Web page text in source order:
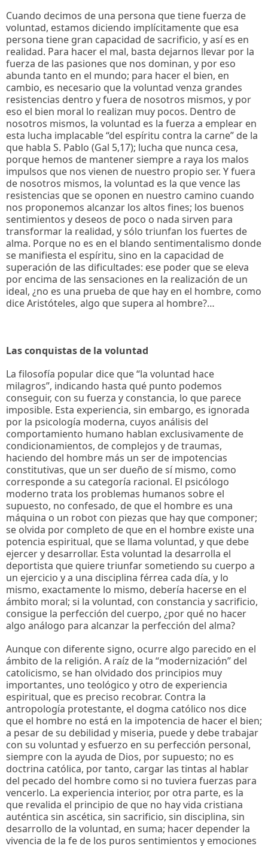
Cuando decimos de una persona que tiene fuerza de
voluntad, estamos diciendo implícitamente que esa
persona tiene gran capacidad de sacrificio, y así es en
realidad. Para hacer el mal, basta dejarnos llevar por la
fuerza de las pasiones que nos dominan, y por eso
abunda tanto en el mundo; para hacer el bien, en
cambio, es necesario que la voluntad venza grandes
resistencias dentro y fuera de nosotros mismos, y por
eso el bien moral lo realizan muy pocos. Dentro de
nosotros mismos, la voluntad es la fuerza a emplear en
esta lucha implacable “del espíritu contra la carne” de la
que habla S. Pablo (Gal 5,17); lucha que nunca cesa,
porque hemos de mantener siempre a raya los malos
impulsos que nos vienen de nuestro propio ser. Y fuera
de nosotros mismos, la voluntad es la que vence las
resistencias que se oponen en nuestro camino cuando
nos proponemos alcanzar los altos fines; los buenos
sentimientos y deseos de poco o nada sirven para
transformar la realidad, y sólo triunfan los fuertes de
alma. Porque no es en el blando sentimentalismo donde
se manifiesta el espíritu, sino en la capacidad de
superación de las dificultades: ese poder que se eleva
por encima de las sensaciones en la realización de un
ideal, ¿no es una prueba de que hay en el hombre, como
dice Aristóteles, algo que supera al hombre?…
Las conquistas de la voluntad
La filosofía popular dice que “la voluntad hace
milagros”, indicando hasta qué punto podemos
conseguir, con su fuerza y constancia, lo que parece
imposible. Esta experiencia, sin embargo, es ignorada
por la psicología moderna, cuyos análisis del
comportamiento humano hablan exclusivamente de
condicionamientos, de complejos y de traumas,
haciendo del hombre más un ser de impotencias
constitutivas, que un ser dueño de sí mismo, como
corresponde a su categoría racional. El psicólogo
moderno trata los problemas humanos sobre el
supuesto, no confesado, de que el hombre es una
máquina o un robot con piezas que hay que componer;
se olvida por completo de que en el hombre existe una
potencia espiritual, que se llama voluntad, y que debe
ejercer y desarrollar. Esta voluntad la desarrolla el
deportista que quiere triunfar sometiendo su cuerpo a
un ejercicio y a una disciplina férrea cada día, y lo
mismo, exactamente lo mismo, debería hacerse en el
ámbito moral; si la voluntad, con constancia y sacrificio,
consigue la perfección del cuerpo, ¿por qué no hacer
algo análogo para alcanzar la perfección del alma?
Aunque con diferente signo, ocurre algo parecido en el
ámbito de la religión. A raíz de la “modernización” del
catolicismo, se han olvidado dos principios muy
importantes, uno teológico y otro de experiencia
espiritual, que es preciso recobrar. Contra la
antropología protestante, el dogma católico nos dice
que el hombre no está en la impotencia de hacer el bien;
a pesar de su debilidad y miseria, puede y debe trabajar
con su voluntad y esfuerzo en su perfección personal,
siempre con la ayuda de Dios, por supuesto; no es
doctrina católica, por tanto, cargar las tintas al hablar
del pecado del hombre como si no tuviera fuerzas para
vencerlo. La experiencia interior, por otra parte, es la
que revalida el principio de que no hay vida cristiana
auténtica sin ascética, sin sacrificio, sin disciplina, sin
desarrollo de la voluntad, en suma; hacer depender la
vivencia de la fe de los puros sentimientos y emociones